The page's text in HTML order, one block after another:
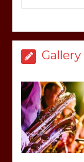
Gallery